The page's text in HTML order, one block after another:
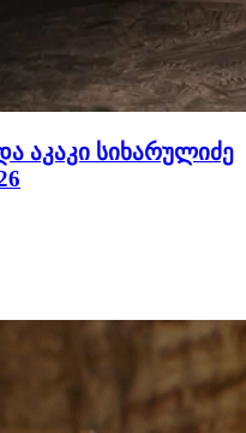
აკაკი სიხარულიძე